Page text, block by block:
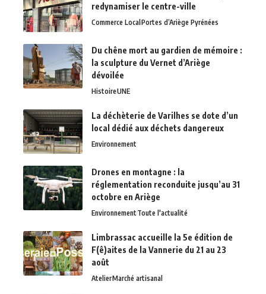
redynamiser le centre-ville
Commerce LocalPortes d’Ariège Pyrénées
Du chêne mort au gardien de mémoire :
la sculpture du Vernet d’Ariège
dévoilée
HistoireUNE
La déchèterie de Varilhes se dote d’un
local dédié aux déchets dangereux
Environnement
Drones en montagne : la
réglementation reconduite jusqu’au 31
octobre en Ariège
EnvironnementToute l'actualité
Limbrassac accueille la 5e édition de
F(ê)aites de la Vannerie du 21 au 23
août
AtelierMarché artisanal